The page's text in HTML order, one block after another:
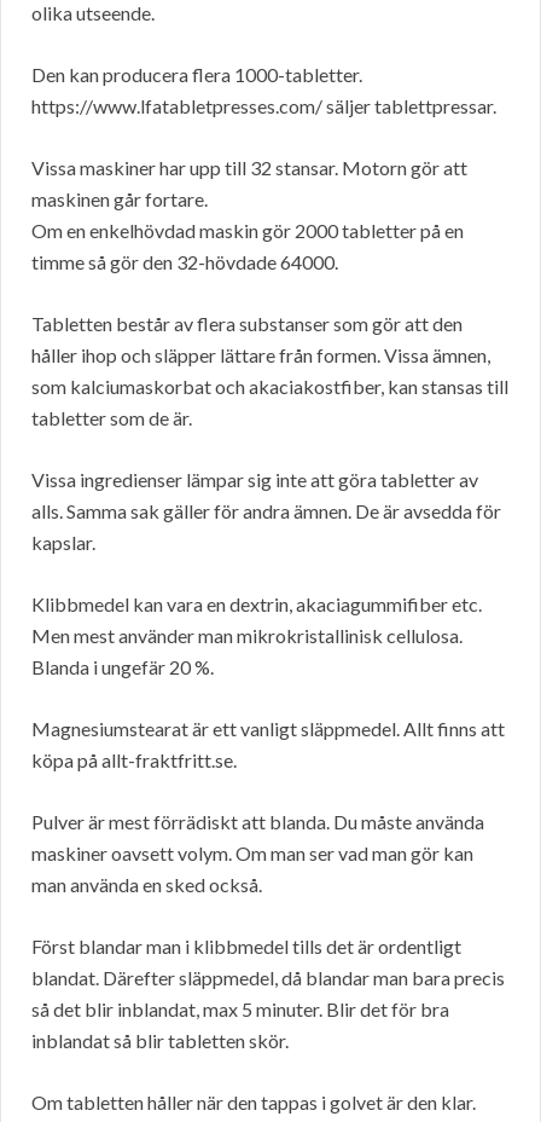
olika utseende.
Den kan producera flera 1000-tabletter.
https://www.lfatabletpresses.com/ säljer tablettpressar.
Vissa maskiner har upp till 32 stansar. Motorn gör att
maskinen går fortare.
Om en enkelhövdad maskin gör 2000 tabletter på en
timme så gör den 32-hövdade 64000.
Tabletten består av flera substanser som gör att den
håller ihop och släpper lättare från formen. Vissa ämnen,
som kalciumaskorbat och akaciakostfiber, kan stansas till
tabletter som de är.
Vissa ingredienser lämpar sig inte att göra tabletter av
alls. Samma sak gäller för andra ämnen. De är avsedda för
kapslar.
Klibbmedel kan vara en dextrin, akaciagummifiber etc.
Men mest använder man mikrokristallinisk cellulosa.
Blanda i ungefär 20 %.
Magnesiumstearat är ett vanligt släppmedel. Allt finns att
köpa på allt-fraktfritt.se.
Pulver är mest förrädiskt att blanda. Du måste använda
maskiner oavsett volym. Om man ser vad man gör kan
man använda en sked också.
Först blandar man i klibbmedel tills det är ordentligt
blandat. Därefter släppmedel, då blandar man bara precis
så det blir inblandat, max 5 minuter. Blir det för bra
inblandat så blir tabletten skör.
Om tabletten håller när den tappas i golvet är den klar.